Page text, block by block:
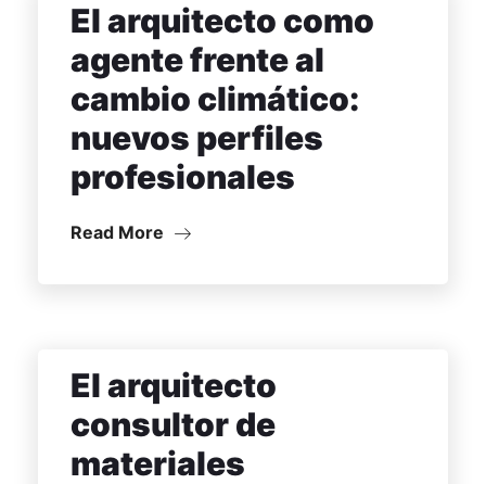
El arquitecto como
agente frente al
cambio climático:
nuevos perfiles
profesionales
Read More
El arquitecto
consultor de
materiales